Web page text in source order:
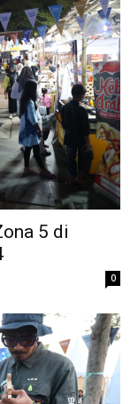
5 di
0